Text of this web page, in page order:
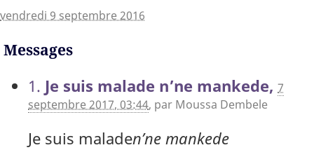
vendredi 9 septembre 2016
Messages
1. Je suis malade n’ne mankede, 7
septembre 2017, 03:44, par Moussa Dembele
Je suis maladen’ne mankede